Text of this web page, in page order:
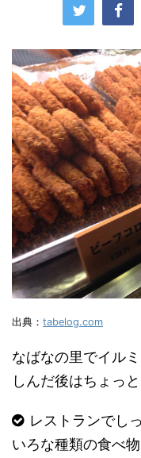
出典： tabelog.com
なばなの里でイル
しんだ後はちょっ
レストランでし
いろな種類の食べ